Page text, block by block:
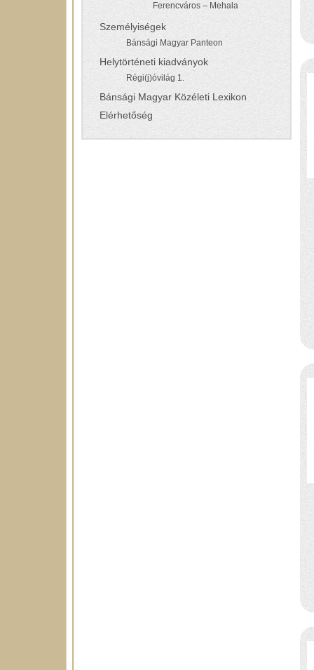
Ferencváros – Mehala
Személyiségek
Bánsági Magyar Panteon
Helytörténeti kiadványok
Régi(j)óvilág 1.
Bánsági Magyar Közéleti Lexikon
Elérhetőség